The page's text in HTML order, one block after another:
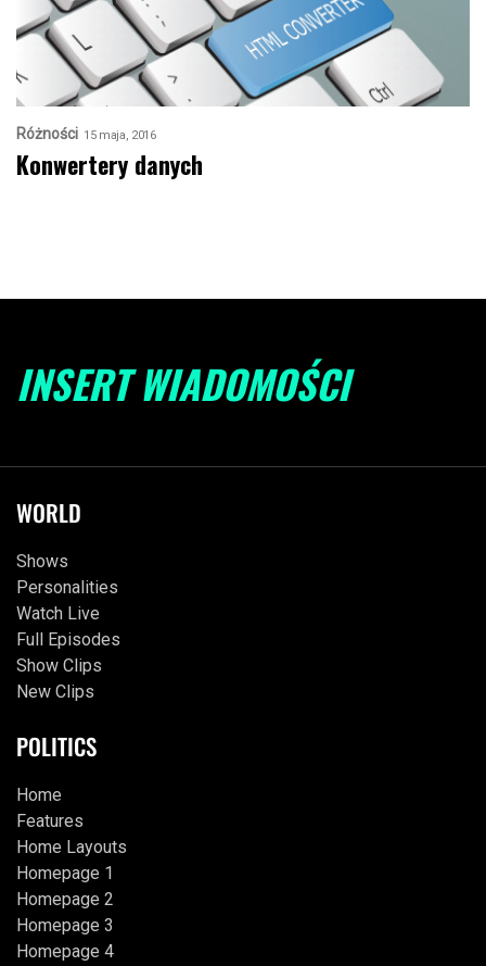
Różności 15 maja, 2016
Konwertery danych
INSERT WIADOMOŚCI
WORLD
Shows
Personalities
Watch Live
Full Episodes
Show Clips
New Clips
POLITICS
Home
Features
Home Layouts
Homepage 1
Homepage 2
Homepage 3
Homepage 4